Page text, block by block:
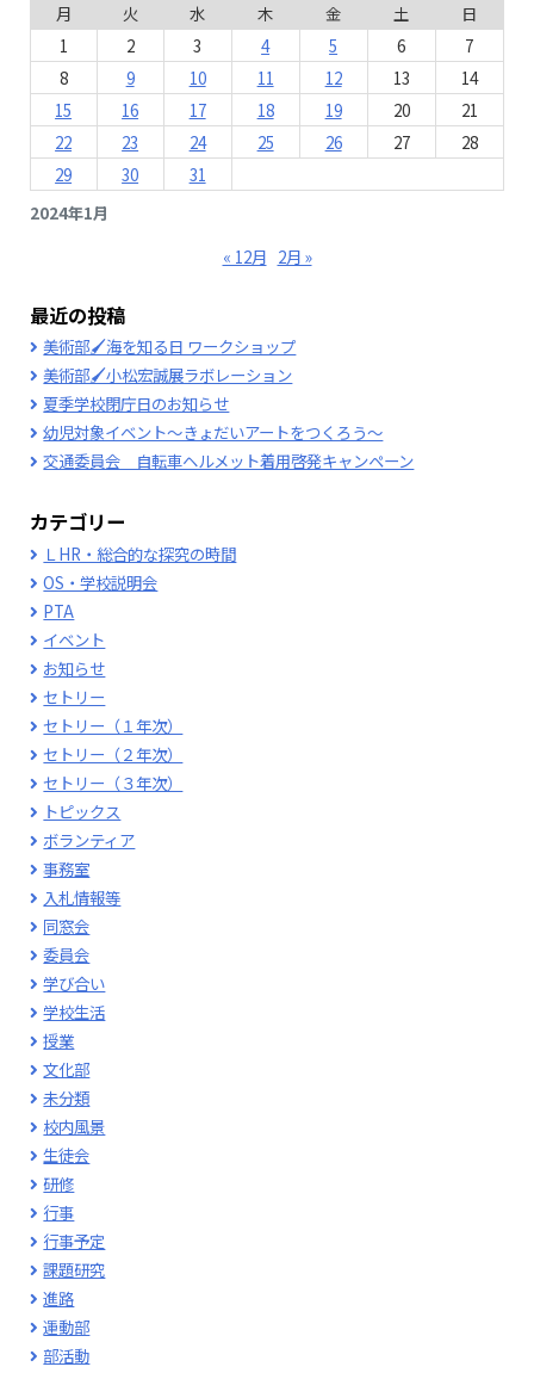
2024年1月
月 火 水 木 金 土
日
1
2 3 4 5 6
7
8
9 10 11 12 13
14
15
16 17 18 19 20
21
22
23 24 25 26 27
28
29
30 31
« 12月 2月 »
最近の投稿
美術部🖌海を知る日 ワークショップ
美術部🖌小松宏誠展ラボレーション
夏季学校閉庁日のお知らせ
幼児対象イベント～きょだいアートをつくろう～
交通委員会 自転車ヘルメット着用啓発キャンペーン
カテゴリー
ＬHR・総合的な探究の時間
OS・学校説明会
PTA
イベント
お知らせ
セトリー
セトリー（１年次）
セトリー（２年次）
セトリー（３年次）
トピックス
ボランティア
事務室
入札情報等
同窓会
委員会
学び合い
学校生活
授業
文化部
未分類
校内風景
生徒会
研修
行事
行事予定
課題研究
進路
運動部
部活動